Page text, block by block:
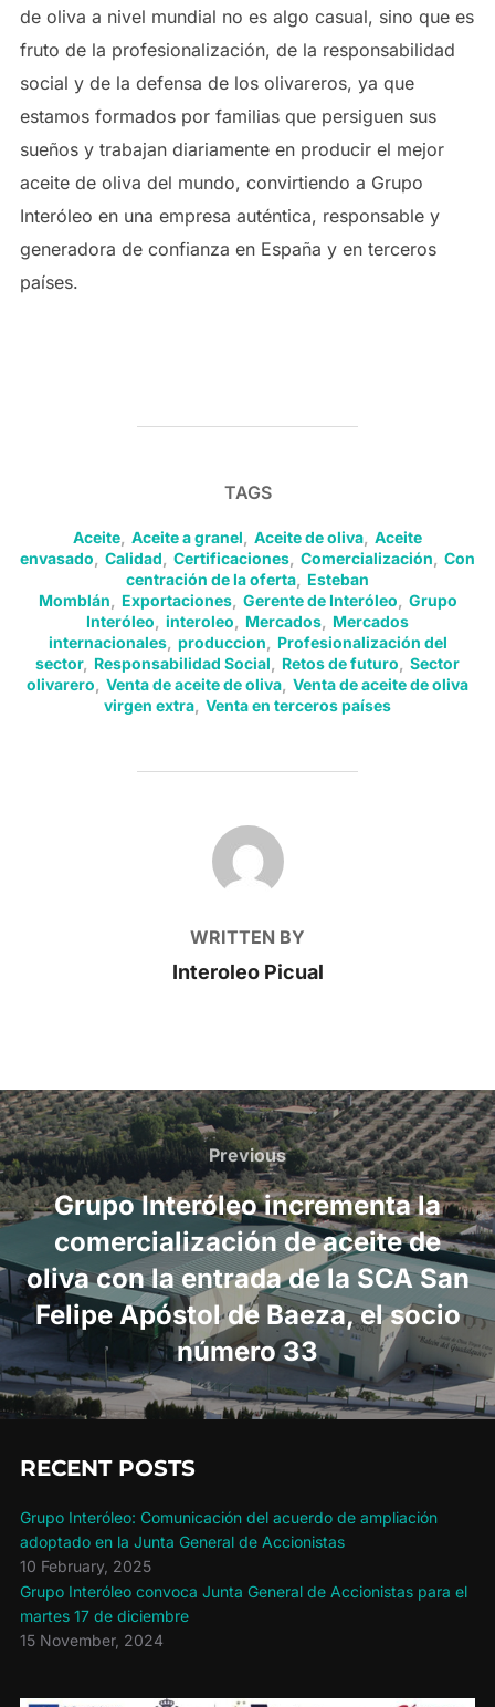
de oliva a nivel mundial no es algo casual, sino que es
fruto de la profesionalización, de la responsabilidad
social y de la defensa de los olivareros, ya que
estamos formados por familias que persiguen sus
sueños y trabajan diariamente en producir el mejor
aceite de oliva del mundo, convirtiendo a Grupo
Interóleo en una empresa auténtica, responsable y
generadora de confianza en España y en terceros
países.
TAGS
Aceite Aceite a granel Aceite de oliva Aceite
envasado
Calidad Certificaciones Comercialización
Con
centración de la oferta
Esteban
Momblán
Exportaciones, Gerente de Interóleo
Grupo
Interóleo
interoleo Mercados
Mercados
internacionales, produccion
Profesionalización del
sector, Responsabilidad Social Retos de futuro
Sector
olivarero
Venta de aceite de oliva Venta de aceite de oliva
virgen extra Venta en terceros países
POST AUTHOR
WRITTEN BY
Interoleo Picual
Post
navigation
Previous
Previous
Grupo Interóleo incrementa la
comercialización de aceite de
oliva con la entrada de la SCA San
Felipe Apóstol de Baeza, el socio
número 33
RECENT POSTS
Grupo Interóleo: Comunicación del acuerdo de ampliación
adoptado en la Junta General de Accionistas
10 February, 2025
Grupo Interóleo convoca Junta General de Accionistas para el
martes 17 de diciembre
15 November, 2024